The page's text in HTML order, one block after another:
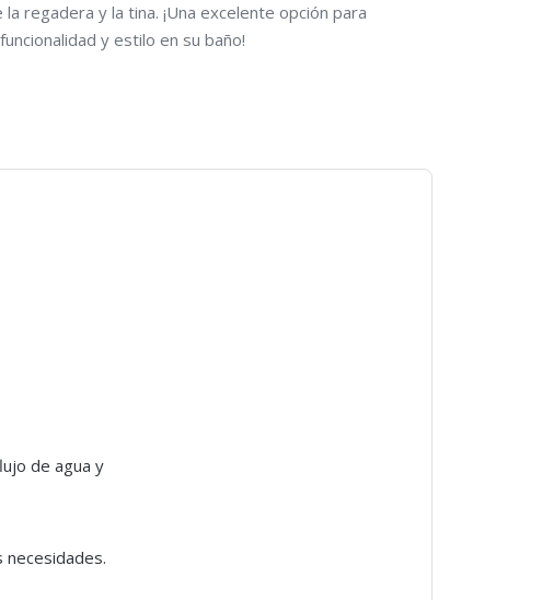
regadera y la tina. ¡Una excelente opción para
y estilo en su baño!
de agua y
necesidades.